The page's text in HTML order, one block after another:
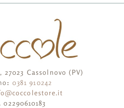
27023 Cassolnovo (PV)
: 0381 910242
02290610183